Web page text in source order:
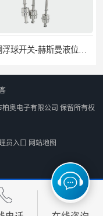
水位控制开关-塑料浮球阀供应-柏奥
柏奥电子有限公司 保留所有权
员入口 网站地图